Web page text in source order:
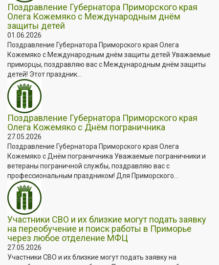
Поздравление Губернатора Приморского края
Олега Кожемяко с Международным днём
защиты детей
01.06.2026
Поздравление Губернатора Приморского края Олега
Кожемяко с Международным днём защиты детей Уважаемые
приморцы, поздравляю вас с Международным днём защиты
детей! Этот праздник...
Поздравление Губернатора Приморского края
Олега Кожемяко с Днём пограничника
27.05.2026
Поздравление Губернатора Приморского края Олега
Кожемяко с Днём пограничника Уважаемые пограничники и
ветераны пограничной службы, поздравляю вас с
профессиональным праздником! Для Приморского...
Участники СВО и их близкие могут подать заявку
на переобучение и поиск работы в Приморье
через любое отделение МФЦ
27.05.2026
Участники СВО и их близкие могут подать заявку на